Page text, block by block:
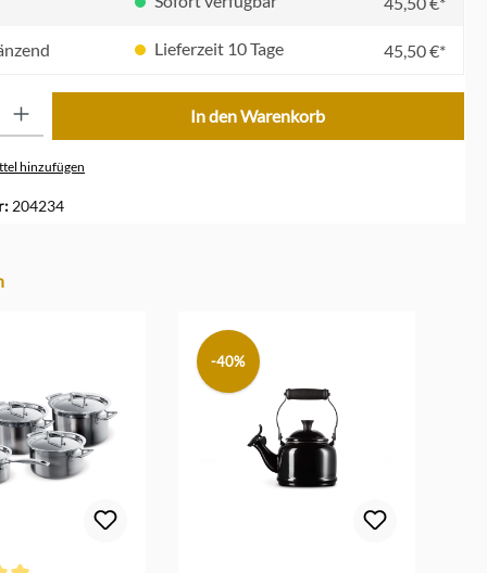
Lieferzeit 10 Tage 45,50 €*
In den Warenkorb
hinzufügen
204234
-40%